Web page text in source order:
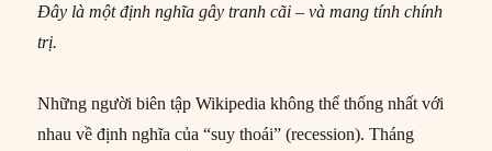
Đây là một định nghĩa gây tranh cãi – và mang tính chính
trị.
Những người biên tập Wikipedia không thể thống nhất với
nhau về định nghĩa của “suy thoái” (recession). Tháng